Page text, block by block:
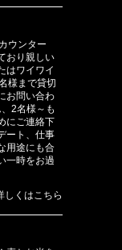
ウンター
おり親しい
はワイワイ
様まで貸切
お問い合わ
2名様～も
にご連絡下
ート、仕事
用途にも合
一時をお過
しくはこちら